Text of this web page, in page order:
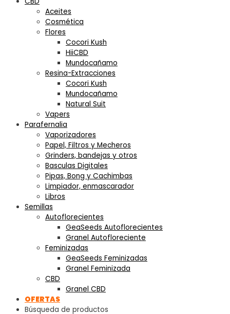
Aceites
Cosmética
Flores
Cocori Kush
HiiCBD
Mundocañamo
Resina-Extracciones
Cocori Kush
Mundocañamo
Natural Suit
Vapers
Parafernalia
Vaporizadores
Papel, Filtros y Mecheros
Grinders, bandejas y otros
Basculas Digitales
Pipas, Bong y Cachimbas
Limpiador, enmascarador
Libros
Semillas
Autoflorecientes
GeaSeeds Autoflorecientes
Granel Autofloreciente
Feminizadas
GeaSeeds Feminizadas
Granel Feminizada
CBD
Granel CBD
OFERTAS
Búsqueda de productos